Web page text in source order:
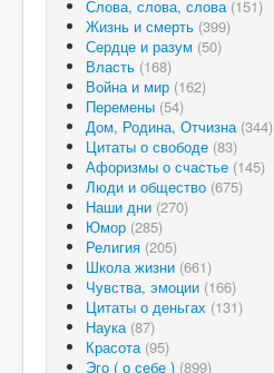
Слова, слова, слова (151)
Жизнь и смерть (399)
Сердце и разум (50)
Власть (168)
Война и мир (162)
Перемены (54)
Дом, Родина, Отчизна (344)
Цитаты о свободе (83)
Афоризмы о счастье (145)
Люди и общество (675)
Наши дни (270)
Юмор (285)
Религия (205)
Школа жизни (661)
Чувства, эмоции (166)
Цитаты о деньгах (131)
Наука (87)
Красота (95)
Эго ( о себе ) (899)